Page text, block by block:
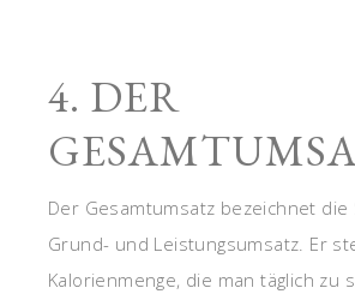
4. DER
Der Gesamtumsatz bezeichnet die
Grund- und Leistungsumsatz. Er
Kalorienmenge, die man täglich zu